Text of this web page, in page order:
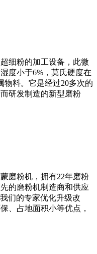
细粉的加工设备，此微
度小于6%，莫氏硬度在
物料。它是经过20多次的
研发制造的新型磨粉
磨粉机，拥有22年磨粉
的磨粉机制造商和供应
们的专家优化升级改
、占地面积小等优点，